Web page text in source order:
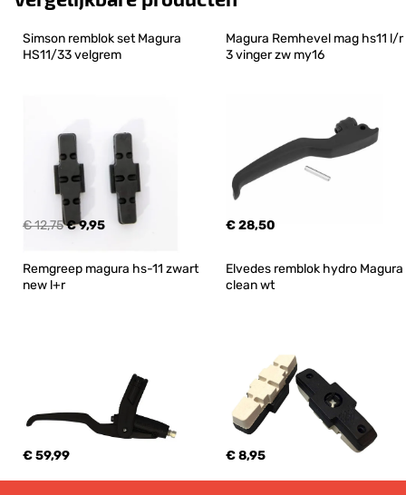
Simson remblok set Magura
HS11/33 velgrem
€ 12,75€ 9,95
Magura Remhevel mag hs11 l/r
3 vinger zw my16
€ 28,50
Remgreep magura hs-11 zwart
new l+r
€ 59,99
Elvedes remblok hydro Magura
clean wt
€ 8,95